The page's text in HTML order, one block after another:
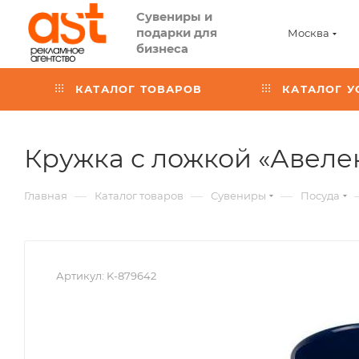
Сувениры и
подарки для
бизнеса
Москва
КАТАЛОГ ТОВАРОВ КАТАЛОГ
Кружка с ложкой
Главная — Каталог товаров — Сувениры — Посуда
Артикул: K-879642